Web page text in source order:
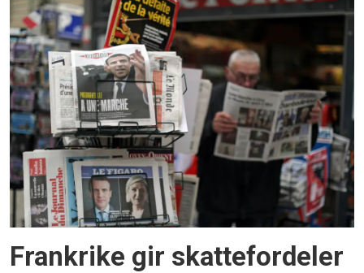
Frankrike gir skattefordeler